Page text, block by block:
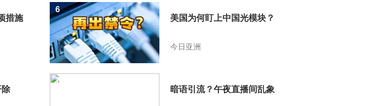
措施 美国为何盯上中国光模块？
今日亚洲
6
暗语引流？午夜直播间乱象
7